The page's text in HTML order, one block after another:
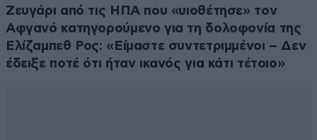
Ζευγάρι από τις ΗΠΑ που «υιοθέτησε» τον
Αφγανό κατηγορούμενο για τη δολοφονία της
Ελίζαμπεθ Ρος: «Είμαστε συντετριμμένοι – Δεν
έδειξε ποτέ ότι ήταν ικανός για κάτι τέτοιο»